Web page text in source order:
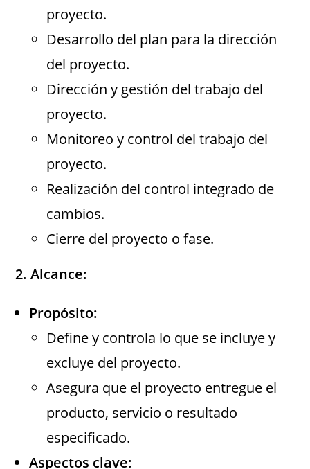
proyecto.
Desarrollo del plan para la dirección
del proyecto.
Dirección y gestión del trabajo del
proyecto.
Monitoreo y control del trabajo del
proyecto.
Realización del control integrado de
cambios.
Cierre del proyecto o fase.
2. Alcance:
Propósito:
Define y controla lo que se incluye y
excluye del proyecto.
Asegura que el proyecto entregue el
producto, servicio o resultado
especificado.
Aspectos clave: